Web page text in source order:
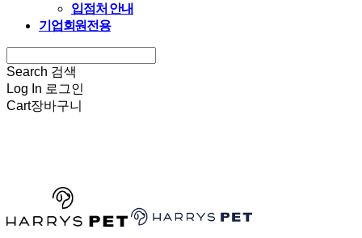
입점처 안내
기업회원전용
Search 검색
Log In 로그인
Cart장바구니